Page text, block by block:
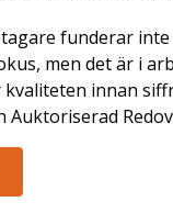
funderar
men det är i
innan
Auktoriserad